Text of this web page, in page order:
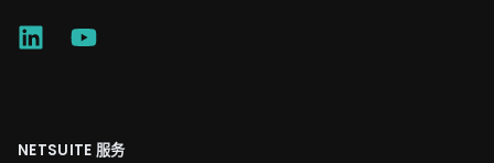
NETSUITE 服务